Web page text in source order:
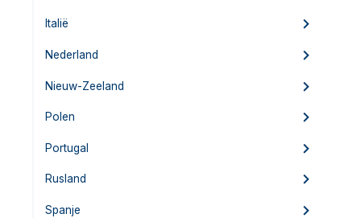
Italië
Nederland
Nieuw-Zeeland
Polen
Portugal
Rusland
Spanje